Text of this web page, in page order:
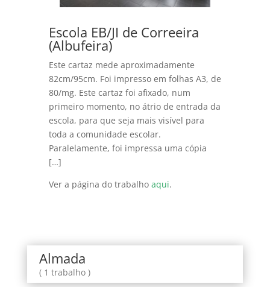
Escola EB/JI de Correeira
(Albufeira)
Este cartaz mede aproximadamente
82cm/95cm. Foi impresso em folhas A3, de
80/mg. Este cartaz foi afixado, num
primeiro momento, no átrio de entrada da
escola, para que seja mais visível para
toda a comunidade escolar.
Paralelamente, foi impressa uma cópia
[…]
Ver a página do trabalho aqui.
Almada
( 1 trabalho )